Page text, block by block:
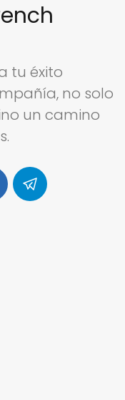
tu éxito
no solo
un camino